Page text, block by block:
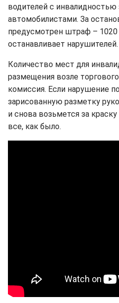
водителей с
автомобилистами. За
предусмотрен штраф – 1020
останавливает нарушителей.
Количество мест для
размещения возле
комиссия. Если нарушение
зарисованную разметку
и снова возьмется за
все, как было.